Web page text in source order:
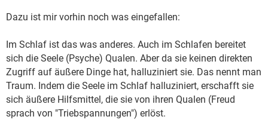
Dazu ist mir vorhin noch was eingefallen:
Im Schlaf ist das was anderes. Auch im Schlafen bereitet
sich die Seele (Psyche) Qualen. Aber da sie keinen direkten
Zugriff auf äußere Dinge hat, halluziniert sie. Das nennt man
Traum. Indem die Seele im Schlaf halluziniert, erschafft sie
sich äußere Hilfsmittel, die sie von ihren Qualen (Freud
sprach von "Triebspannungen") erlöst.